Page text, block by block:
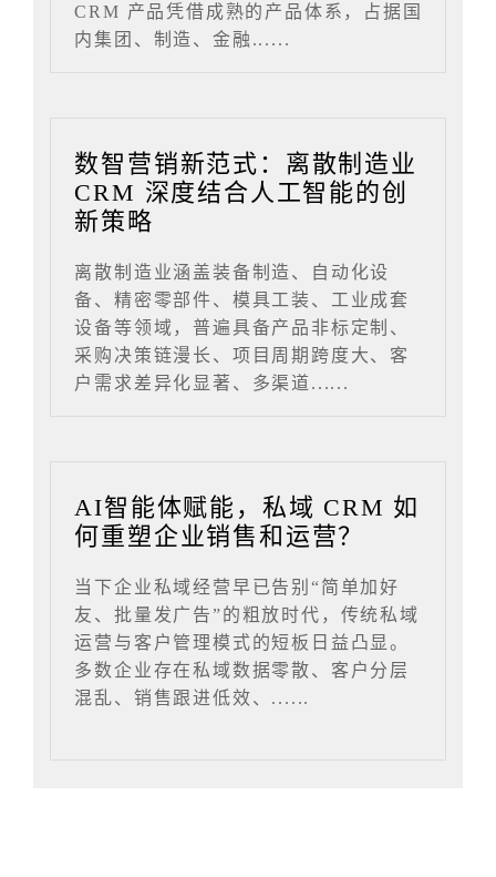
CRM 产品凭借成熟的产品体系，占据国
内集团、制造、金融......
数智营销新范式：离散制造业
CRM 深度结合人工智能的创
新策略
离散制造业涵盖装备制造、自动化设
备、精密零部件、模具工装、工业成套
设备等领域，普遍具备产品非标定制、
采购决策链漫长、项目周期跨度大、客
户需求差异化显著、多渠道......
AI智能体赋能，私域 CRM 如
何重塑企业销售和运营？
当下企业私域经营早已告别“简单加好
友、批量发广告”的粗放时代，传统私域
运营与客户管理模式的短板日益凸显。
多数企业存在私域数据零散、客户分层
混乱、销售跟进低效、......